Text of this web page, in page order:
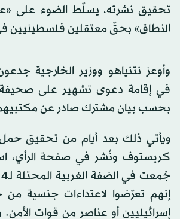
تحقيق نشرته، يسلّط الضوء على
النطاق» بحقّ معتقلين فلسطينيين
وأوعز نتنياهو ووزير الخارجية
في إقامة دعوى تشهير على صحيفة
بحسب بيان مشترك صادر عن
ويأتي ذلك بعد أيام من تحقيق
كريستوف ونُشر في صفحة الرأي،
إنهم تعرّضوا لاعتداءات جنسية
إسرائيليين أو عناصر من قوات